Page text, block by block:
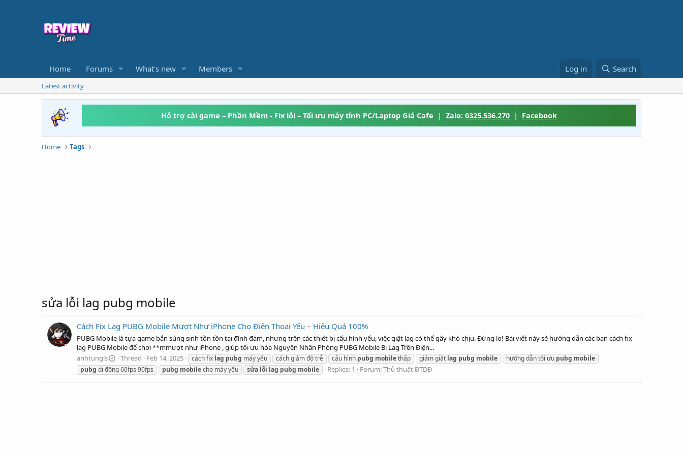
Home Forums What's new Members Log in Search
Latest activity
Hỗ trợ cài game – Phần Mềm - Fix lỗi – Tối ưu máy tính PC/Laptop Giá Cafe | Zalo: 0325.536.270 | Facebook
Home Tags
sửa lỗi lag pubg mobile
Cách Fix Lag PUBG Mobile Mượt Như iPhone Cho Điện Thoại Yếu – Hiệu Quả 100%
PUBG Mobile là tựa game bắn súng sinh tồn tồn tại đình đám, nhưng trên các thiết bị cấu hình yếu, việc giật lag có thể gây khó chịu. Đừng lo! Bài viết này sẽ hướng dẫn các bạn cách fix
lag PUBG Mobile để chơi **mmượt như iPhone , giúp tối ưu hóa Nguyên Nhân Phóng PUBG Mobile Bị Lag Trên Điện...
anhtungls
Thread Feb 14, 2025 cách fix lag pubg máy yếu cách giảm độ trễ cấu hình pubg mobilethấp giảm giật lag pubg mobile hướng dẫn tối ưu pubg mobile
pubg di động 60fps 90fps pubg mobilecho máy yếu sửa lỗi lag pubg mobile Replies: 1 Forum:Thủ thuật ĐTDĐ